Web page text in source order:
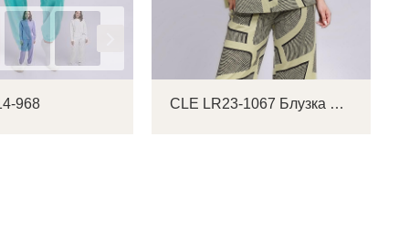
968 CLE LR23-1067 Блузка женская